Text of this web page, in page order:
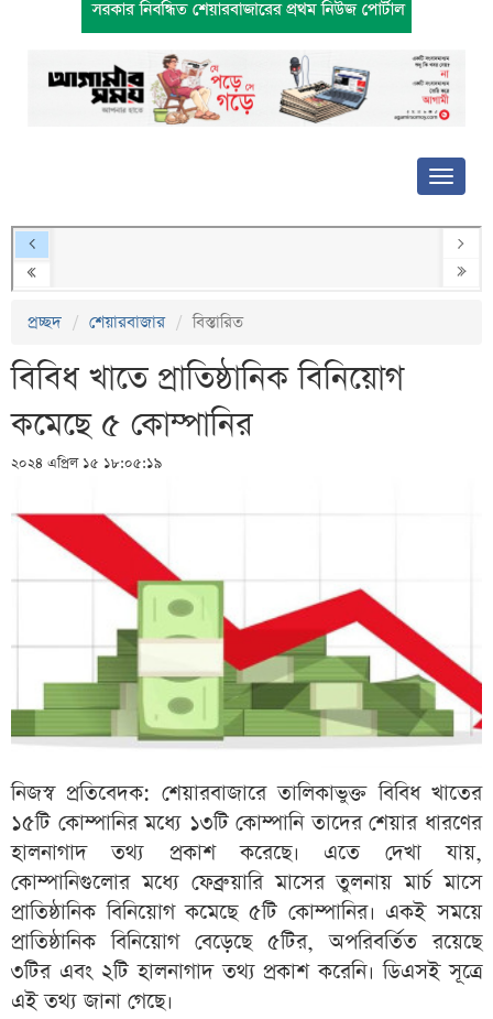
প্রচ্ছদ শেয়ারবাজার বিস্তারিত
বিবিধ খাতে প্রাতিষ্ঠানিক বিনিয়োগ
কমেছে ৫ কোম্পানির
২০২৪ এপ্রিল ১৫ ১৮:০৫:১৯
নিজস্ব প্রতিবেদক: শেয়ারবাজারে তালিকাভুক্ত বিবিধ খাতের
১৫টি কোম্পানির মধ্যে ১৩টি কোম্পানি তাদের শেয়ার ধারণের
হালনাগাদ তথ্য প্রকাশ করেছে। এতে দেখা যায়,
কোম্পানিগুলোর মধ্যে ফেব্রুয়ারি মাসের তুলনায় মার্চ মাসে
প্রাতিষ্ঠানিক বিনিয়োগ কমেছে ৫টি কোম্পানির। একই সময়ে
প্রাতিষ্ঠানিক বিনিয়োগ বেড়েছে ৫টির, অপরিবর্তিত রয়েছে
৩টির এবং ২টি হালনাগাদ তথ্য প্রকাশ করেনি। ডিএসই সূত্রে
এই তথ্য জানা গেছে।